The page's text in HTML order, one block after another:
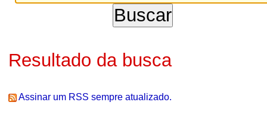
Resultado da busca
Assinar um RSS sempre atualizado.